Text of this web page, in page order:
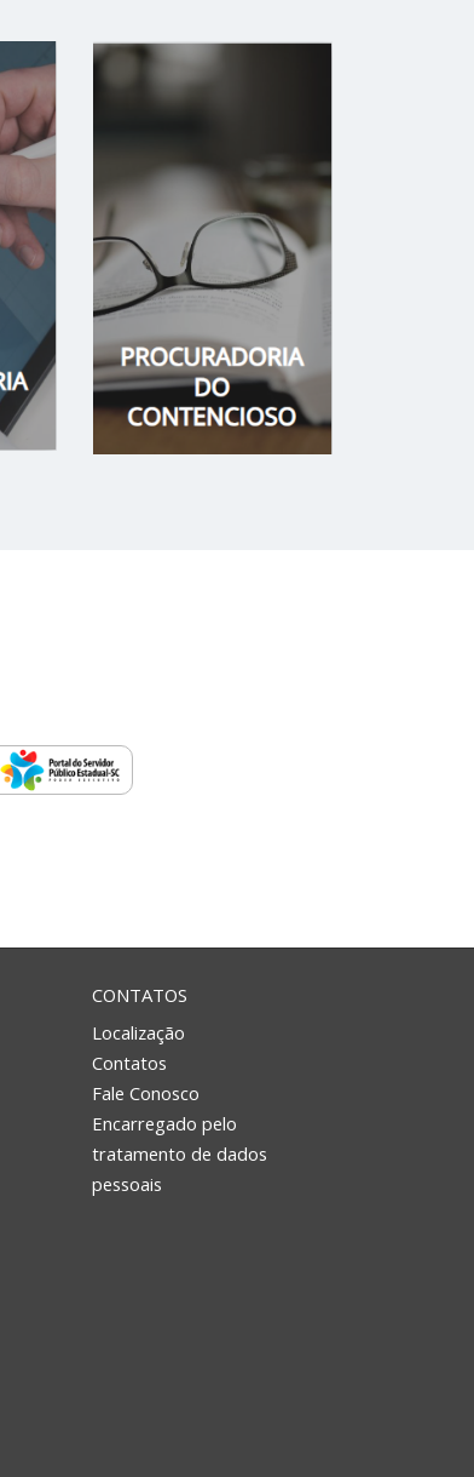
CONTATOS
Localização
Contatos
Fale Conosco
Encarregado pelo
tratamento de dados
pessoais